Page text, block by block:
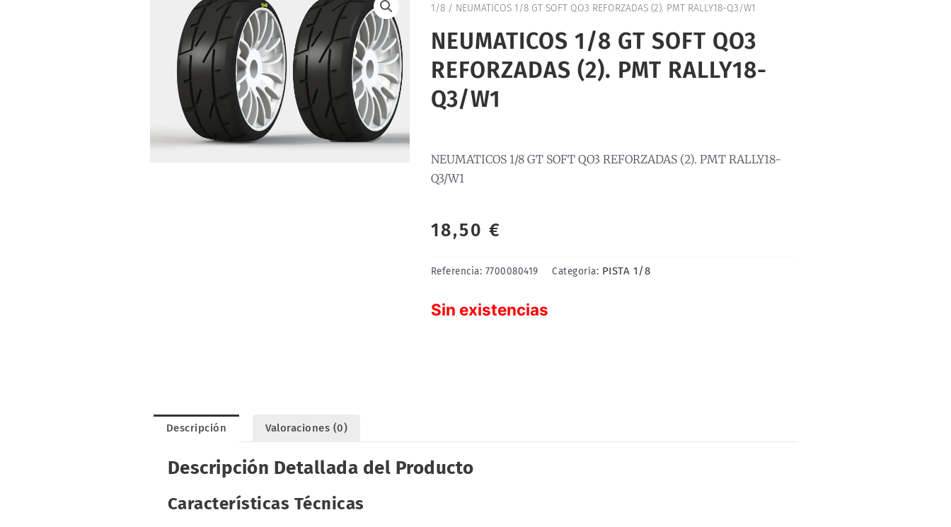
1/8/ NEUMATICOS 1/8 GT SOFT QO3 REFORZADAS (2). PMT RALLY18-Q3/W1
NEUMATICOS 1/8 GT SOFT QO3
REFORZADAS (2). PMT RALLY18-
Q3/W1
NEUMATICOS 1/8 GT SOFT QO3 REFORZADAS (2). PMT RALLY18-
Q3/W1
18,50 €
Referencia: 7700080419 Categoría: PISTA 1/8
Sin existencias
Descripción Valoraciones (0)
Descripción Detallada del Producto
Características Técnicas